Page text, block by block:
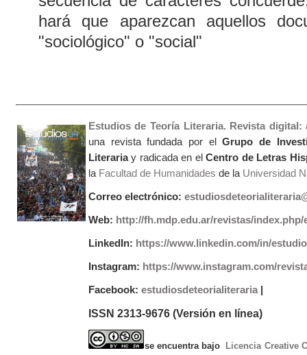
hará que aparezcan aquellos
"sociológico" o "social"
Estudios de Teoría Literaria. Revista
una revista fundada por elGrupo de
Literariay radicada en elCentro de Letras
la Facultad de Humanidades de laUniversidad
Correo electrónico:
Web: http://fh.mdp.edu.ar/revistas/index.php/
LinkedIn: https://www.linkedin.com/in/
Instagram: https://www.instagram.com/
Facebook: estudiosdeteorialiteraria|
ISSN 2313-9676 (Versión en línea)
se encuentra bajo
Licencia Creative